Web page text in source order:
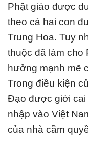
Phật giáo được
theo cả hai con
Trung Hoa. Tuy
thuộc đã làm cho
hưởng mạnh mẽ
Trong điều kiện
Đạo được giới cai
nhập vào Việt
của nhà cầm